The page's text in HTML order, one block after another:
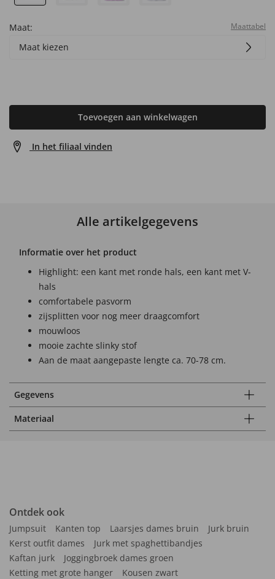
Maat: Maattabel
Maat kiezen
Toevoegen aan winkelwagen
In het filiaal vinden
Alle artikelgegevens
Informatie over het product
Highlight: een kant met ronde hals, een kant met V-
hals
comfortabele pasvorm
zijsplitten voor nog meer draagcomfort
mouwloos
mooie zachte slinky stof
Aan de maat aangepaste lengte ca. 70-78 cm.
Gegevens
Materiaal
Ontdek ook
Jumpsuit Kanten top Laarsjes dames bruin
Jurk bruin
Kerst outfit dames
Jurk met spaghettibandjes
Kaftan jurk
Joggingbroek dames groen
Ketting met grote hanger
Kousen zwart